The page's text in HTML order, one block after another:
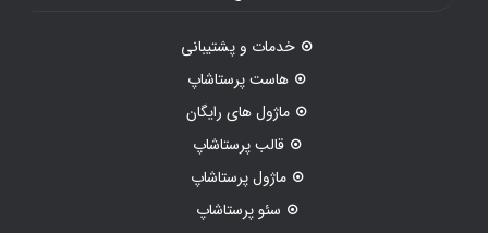
خدمات و پشتیبانی
هاست پرستاشاپ
ماژول های رایگان
قالب پرستاشاپ
ماژول پرستاشاپ
سئو پرستاشاپ